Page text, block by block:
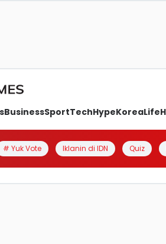
BusinessSportTechHypeKoreaLife
# Yuk Vote Iklanin di IDN Quiz